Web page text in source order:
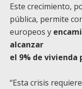
Este crecimiento,
pública, permite
europeos y
alcanzar
el 9% de vivienda
“Esta crisis